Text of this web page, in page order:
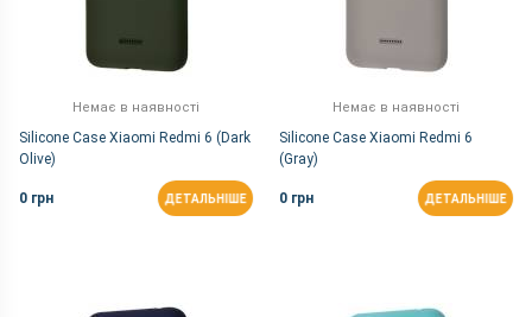
Немає в наявності
Silicone Case Xiaomi Redmi 6 (Dark
Olive)
0 грн ДЕТАЛЬНІШЕ
Немає в наявності
Silicone Case Xiaomi Redmi 6
(Gray)
0 грн ДЕТАЛЬНІШЕ